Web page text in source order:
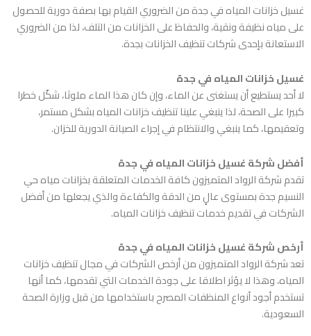
غسيل خزانات المياه في جدةمن الضروري القيام بها بصفة دورية للحصول
على مياه نظيفة ونقية، والحفاظ على الخزانات من التلف، لذا من الضروري
الاستعانة بإحدى شركات تنظيف الخزانات بجدة.
غسيل خزانات المياه في جدة
لا أحد يستطيع أن يستغنى عن الماء، وإن كان هذا الماء ملوثا، شكّل خطرا
كبيرا على الصحة، لذا ينبغي علينا تنظيف خزانات المياه بشكل مستمر،
وتعقيمها، كما ينبغي والانتظام في إجراء الصيانة الدورية للخزان.
أفضل شركةغسيل خزانات المياه في جدة
تقدم شركة الرواد المتميزون كافة الخدمات المتعلقة بخزانات مياه حي
النسيم جدة بمستوى عالٍ من الدقة والكفاءة والذي يجعلها من أفضل
الشركات في تقديم خدمات تنظيف خزانات المياه.
أرخص شركةغسيل خزانات المياه في جدة
تعد شركة الرواد المتميزون من أرخص الشركات في مجال تنظيف خزانات
المياه، وهذا لا يؤثر اطلاقا على جودة الخدمات التي تقدمها، كما أنها
تستخدم أجود أنواع المنظفات المصرح باستخدامها من قبل وزارة الصحة
السعودية.